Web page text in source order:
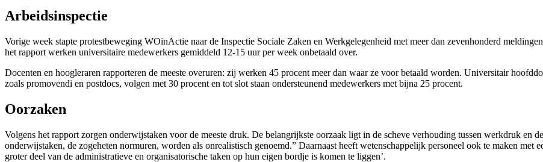
Arbeidsinspectie
Vorige week stapte protestbeweging WOinActie naar de Inspectie Sociale Zaken en Werkgelegenheid met meer dan zevenhonderd
het rapport werken universitaire medewerkers gemiddeld 12-15 uur per week onbetaald over.
Docenten en hoogleraren rapporteren de meeste overuren: zij werken 45 procent meer dan waar ze voor betaald worden. Universitair
zoals promovendi en postdocs, volgen met 30 procent en tot slot staan ondersteunend medewerkers met bijna 25 procent.
Oorzaken
Volgens het rapport zorgen onderwijstaken voor de meeste druk. De belangrijkste oorzaak ligt in de scheve verhouding tussen werkdruk en
onderwijstaken, de zogeheten normuren, worden als onrealistisch genoemd.” Daarnaast heeft wetenschappelijk personeel ook te maken met
groter deel van de administratieve en organisatorische taken op hun eigen bordje is komen te liggen’.